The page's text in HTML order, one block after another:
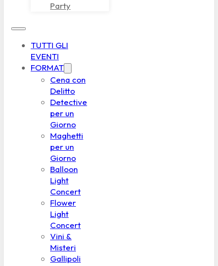
Party
TUTTI GLI
EVENTI
FORMAT
Cena con
Delitto
Detective
per un
Giorno
Maghetti
per un
Giorno
Balloon
Light
Concert
Flower
Light
Concert
Vini &
Misteri
Gallipoli